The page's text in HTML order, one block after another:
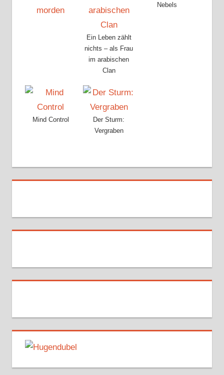
Ein Leben zählt
nichts – als Frau
im arabischen
Clan
Nebels
Mind Control
Der Sturm:
Vergraben